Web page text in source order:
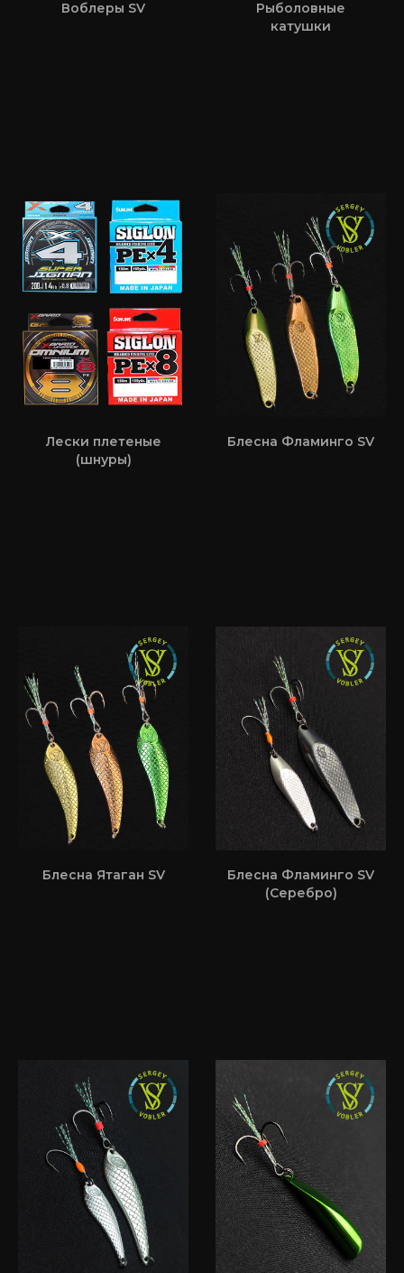
Воблеры SV
Рыболовные
катушки
Лески плетеные
(шнуры)
Блесна Фламинго SV
Блесна Ятаган SV
Блесна Фламинго SV
(Серебро)